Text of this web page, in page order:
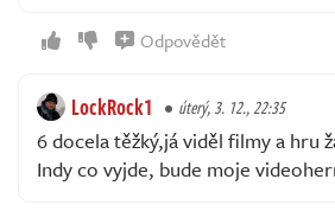
Odpovědět
LockRock1 úterý, 3. 12., 22:35
6 docela těžký,já viděl filmy a hru
Indy co vyjde, bude moje